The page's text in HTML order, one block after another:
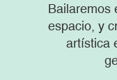
Bailaremos
espacio, y
artística